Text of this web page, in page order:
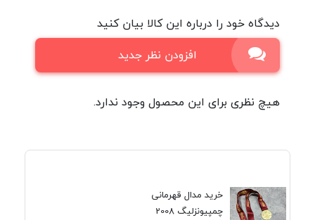
دیدگاه خود را درباره این کالا بیان کنید
افزودن نظر جدید
هیچ نظری برای این محصول وجود ندارد.
خرید مدال قهرمانی
چمپیونزلیگ 2008